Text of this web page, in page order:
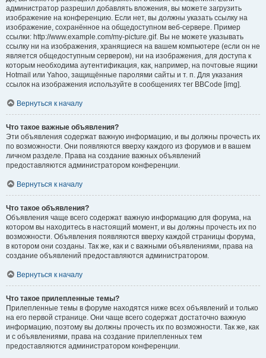
администратор разрешил добавлять вложения, вы можете загрузить
изображение на конференцию. Если нет, вы должны указать ссылку на
изображение, сохранённое на общедоступном веб-сервере. Пример
ссылки: http://www.example.com/my-picture.gif. Вы не можете указывать
ссылку ни на изображения, хранящиеся на вашем компьютере (если он не
является общедоступным сервером), ни на изображения, для доступа к
которым необходима аутентификация, как, например, на почтовые ящики
Hotmail или Yahoo, защищённые паролями сайты и т. п. Для указания
ссылок на изображения используйте в сообщениях тег BBCode [img].
Вернуться к началу
Что такое важные объявления?
Эти объявления содержат важную информацию, и вы должны прочесть их
по возможности. Они появляются вверху каждого из форумов и в вашем
личном разделе. Права на создание важных объявлений
предоставляются администратором конференции.
Вернуться к началу
Что такое объявления?
Объявления чаще всего содержат важную информацию для форума, на
котором вы находитесь в настоящий момент, и вы должны прочесть их по
возможности. Объявления появляются вверху каждой страницы форума,
в котором они созданы. Так же, как и с важными объявлениями, права на
создание объявлений предоставляются администратором.
Вернуться к началу
Что такое прилепленные темы?
Прилепленные темы в форуме находятся ниже всех объявлений и только
на его первой странице. Они чаще всего содержат достаточно важную
информацию, поэтому вы должны прочесть их по возможности. Так же, как
и с объявлениями, права на создание прилепленных тем
предоставляются администратором конференции.